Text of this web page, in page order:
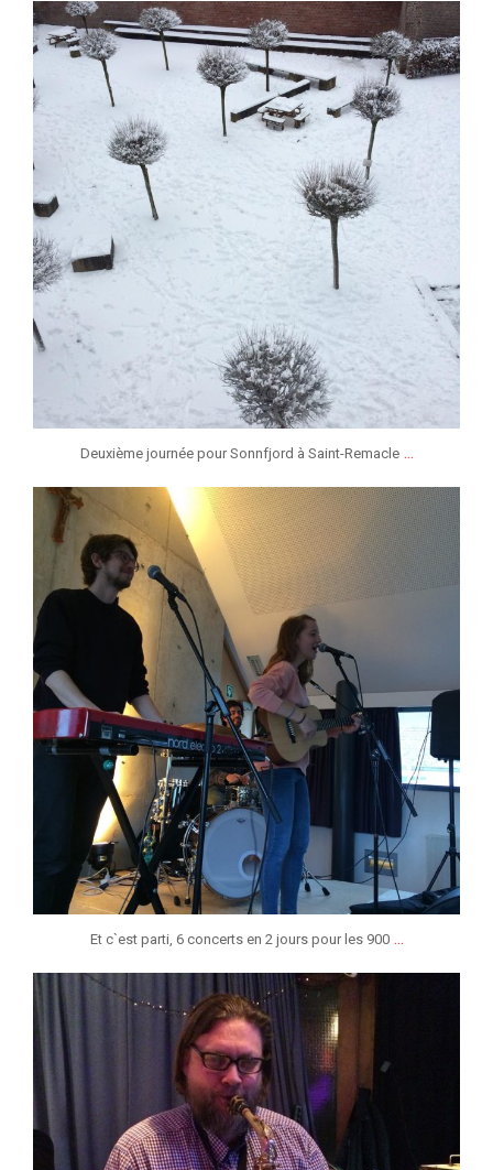
jeunessesmusicaleslg
Jan 13
Deuxième journée pour Sonnfjord à Saint-Remacle ...
jeunessesmusicaleslg
Jan 12
Et c`est parti, 6 concerts en 2 jours pour les 900 ...
jeunessesmusicaleslg
Jan 6